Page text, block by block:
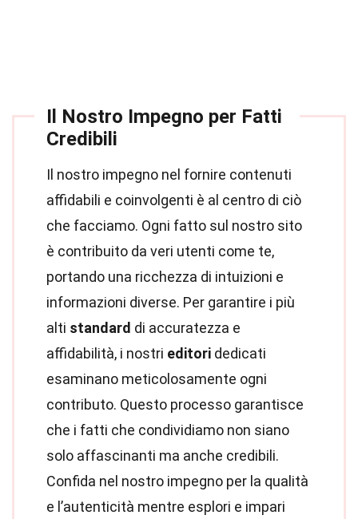
Il Nostro Impegno per Fatti
Credibili
Il nostro impegno nel fornire contenuti
affidabili e coinvolgenti è al centro di ciò
che facciamo. Ogni fatto sul nostro sito
è contribuito da veri utenti come te,
portando una ricchezza di intuizioni e
informazioni diverse. Per garantire i più
alti standard di accuratezza e
affidabilità, i nostri editori dedicati
esaminano meticolosamente ogni
contributo. Questo processo garantisce
che i fatti che condividiamo non siano
solo affascinanti ma anche credibili.
Confida nel nostro impegno per la qualità
e l’autenticità mentre esplori e impari